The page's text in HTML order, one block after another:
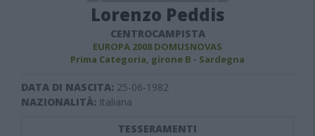
Lorenzo Peddis
CENTROCAMPISTA
EUROPA 2008 DOMUSNOVAS
Prima Categoria, girone B - Sardegna
DATA DI NASCITA: 25-06-1982
NAZIONALITÀ: Italiana
TESSERAMENTI